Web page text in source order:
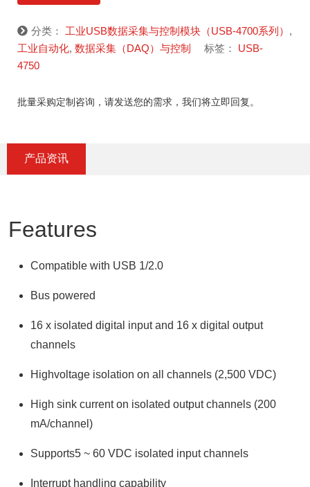
分类： 工业USB数据采集与控制模块（USB-4700系列） ,
工业自动化, 数据采集（DAQ）与控制 标签： USB-
4750
批量采购定制咨询，请发送您的需求，我们将立即回复。
产品资讯
Features
Compatible with USB 1/2.0
Bus powered
16 x isolated digital input and 16 x digital output
channels
Highvoltage isolation on all channels (2,500 VDC)
High sink current on isolated output channels (200
mA/channel)
Supports5 ~ 60 VDC isolated input channels
Interrupt handling capability